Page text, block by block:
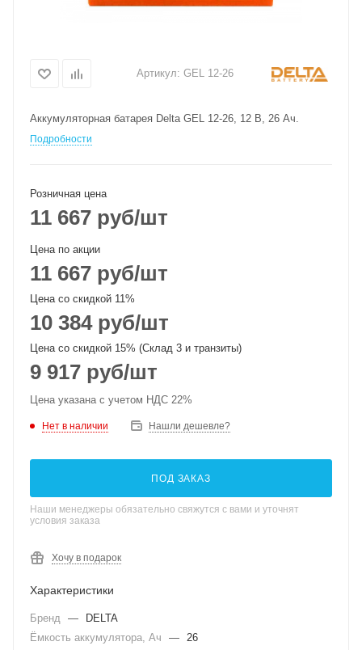
Артикул: GEL 12-26
Аккумуляторная батарея Delta GEL 12-26, 12 В, 26 Ач.
Подробности
Розничная цена
11 667 руб/шт
Цена по акции
11 667 руб/шт
Цена со скидкой 11%
10 384руб/шт
Цена со скидкой 15% (Склад 3 и транзиты)
9 917 руб/шт
Цена указана с учетом НДС 22%
Нет в наличии Нашли дешевле?
ПОД ЗАКАЗ
Наши менеджеры обязательно свяжутся с вами и уточнят
условия заказа
Хочу в подарок
Характеристики
Бренд —
DELTA
Ёмкость аккумулятора, Ач
— 26